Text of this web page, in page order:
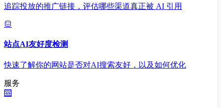
追踪投放的推广链接，评估哪些渠道真正被 AI 引用
站点AI友好度检测
快速了解你的网站是否对AI搜索友好，以及如何优化
服务